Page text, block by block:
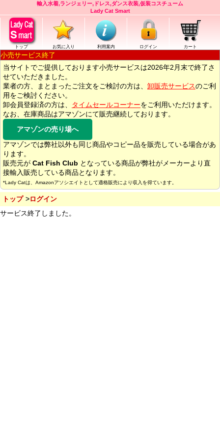
輸入水着,ランジェリー,ドレス,ダンス衣装,仮装コスチューム
Lady Cat Smart
トップ お気に入り 利用案内 ログイン カート
小売サービス終了
当サイトでご提供しております小売サービスは2026年2月末で終了さ
せていただきました。
業者の方、まとまったご注文をご検討の方は、 卸販売サービスのご利
用をご検討ください。
卸会員登録済の方は、
タイムセールコーナーをご利用いただけます。
なお、在庫商品はアマゾンにて販売継続しております。
アマゾンの売り場へ
アマゾンでは弊社以外も同じ商品やコピー品を販売している場合があ
ります。
販売元が Cat Fish Club となっている商品が弊社がメーカーより直
接輸入販売している商品となります。
*Lady Catは、Amazonアソシエイトとして適格販売により収入を得ています。
トップ
ログイン
サービス終了しました。